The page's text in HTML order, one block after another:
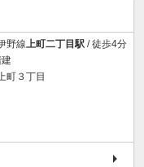
野線上町二丁目駅 / 徒歩4分
町３丁目